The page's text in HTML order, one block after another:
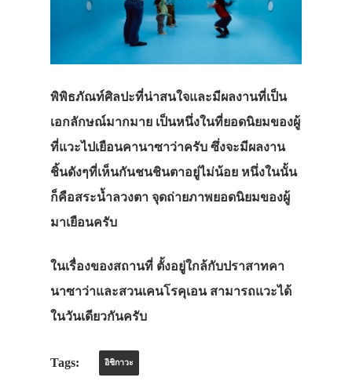
พิพิธภัณท์ศิลปะที่น่าสนใจและมีผลงานที่เป็น
เอกลักษณ์มากมาย เป็นหนึ่งในที่ยอดนิยมของผู้
ที่แวะไปเยือนคานาซาว่าครับ ซึ่งจะมีผลงาน
ชิ้นดังๆที่เห็นกันชนชินตาอยู่ไม่น้อย หนึ่งในนั้น
ก็คือสระน้ำลวงตา จุดถ่ายภาพยอดนิยมของผู้
มาเยือนครับ
ในเรื่องของสถานที่ ตั้งอยู่ใกล้กับปราสาทคา
นาซาว่าและสวนเคนโรคุเอน สามารถแวะได้
ในวันเดียวกันครับ
Tags: อิชิกาวะ